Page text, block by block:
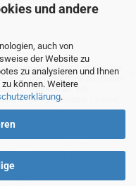
und andere
auch von
der Website zu
zu analysieren und Ihnen
können. Weitere
.
verkaufen ? Wir kaufen
sowie Ersatzteile an. Bieten
möchten an. Wir
für uns akzeptable Lösung